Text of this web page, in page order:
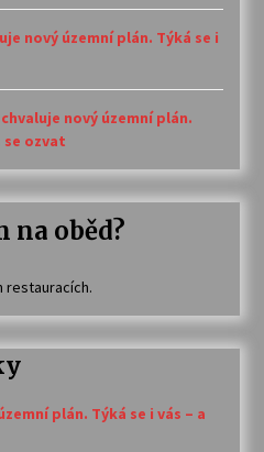
nový územní plán. Týká se i
nový územní plán.
se ozvat
na oběd?
restauracích.
plán. Týká se i vás – a